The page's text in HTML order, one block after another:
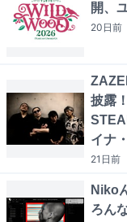
開、
20日前
披露
イナ
21日前
Niko
ろん